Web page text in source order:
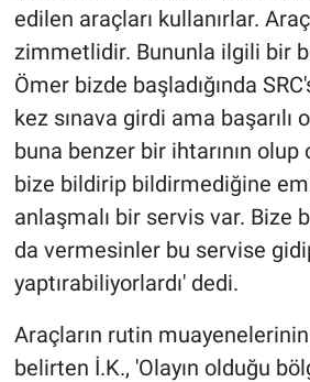
edilen araçları kullanırlar.
zimmetlidir. Bununla ilgili bir
Ömer bizde başladığında
kez sınava girdi ama başarılı
buna benzer bir ihtarının olup
bize bildirip bildirmediğine
anlaşmalı bir servis var. Bize
da vermesinler bu servise
yaptırabiliyorlardı' dedi.
Araçların rutin muayenelerinin
belirten İ.K., 'Olayın olduğu